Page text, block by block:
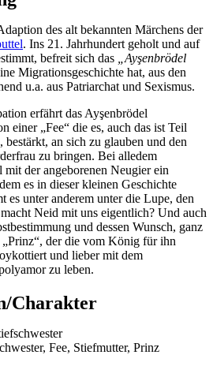
des alt bekannten Märchens der
. Ins 21. Jahrhundert geholt und auf
befreit sich das
„Ayşenbrödel
Migrationsgeschichte hat, aus den
u.a. aus Patriarchat und Sexismus.
erfährt das Ayşenbrödel
einer „Fee“ die es, auch das ist Teil
bestärkt, an sich zu glauben und den
zu bringen. Bei alledem
der angeborenen Neugier ein
es in dieser kleinen Geschichte
unter anderem unter die Lupe, den
Neid mit uns eigentlich? Und auch
und dessen Wunsch, ganz
„Prinz“, der die vom König für ihn
und lieber mit dem
zu leben.
Charakter
Fee, Stiefmutter, Prinz